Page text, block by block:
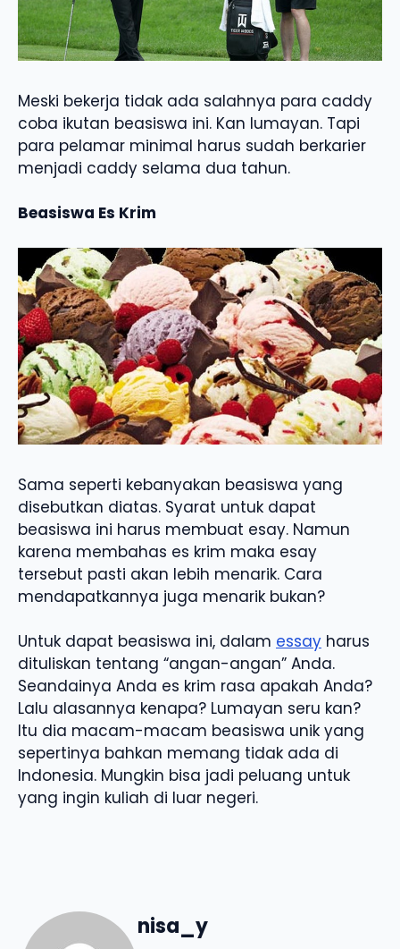
Meski bekerja tidak ada salahnya para caddy
coba ikutan beasiswa ini. Kan lumayan. Tapi
para pelamar minimal harus sudah berkarier
menjadi caddy selama dua tahun.
Beasiswa Es Krim
Sama seperti kebanyakan beasiswa yang
disebutkan diatas. Syarat untuk dapat
beasiswa ini harus membuat esay. Namun
karena membahas es krim maka esay
tersebut pasti akan lebih menarik. Cara
mendapatkannya juga menarik bukan?
Untuk dapat beasiswa ini, dalam essay harus
dituliskan tentang “angan-angan” Anda.
Seandainya Anda es krim rasa apakah Anda?
Lalu alasannya kenapa? Lumayan seru kan?
Itu dia macam-macam beasiswa unik yang
sepertinya bahkan memang tidak ada di
Indonesia. Mungkin bisa jadi peluang untuk
yang ingin kuliah di luar negeri.
nisa_y